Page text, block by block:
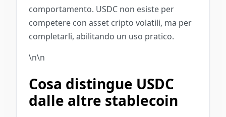
comportamento. USDC non esiste per
competere con asset cripto volatili, ma per
completarli, abilitando un uso pratico.
\n\n
Cosa distingue USDC
dalle altre stablecoin